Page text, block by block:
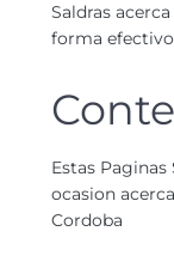
Saldras
forma
Estas Paginas
ocasion
Cordoba